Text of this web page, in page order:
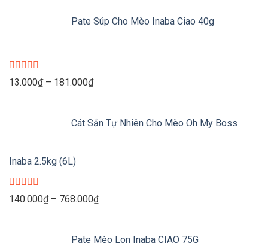
170.000₫
Pate Súp Cho Mèo Inaba Ciao 40g
Được
xếp
13.000₫ – 181.000₫Khoảng
13.000₫
Cát Sắn Tự Nhiên Cho Mèo Oh My Boss
Inaba 2.5kg (6L)
Được
xếp
140.000₫ – 768.000₫Khoảng
140.000₫
Pate Mèo Lon Inaba CIAO 75G